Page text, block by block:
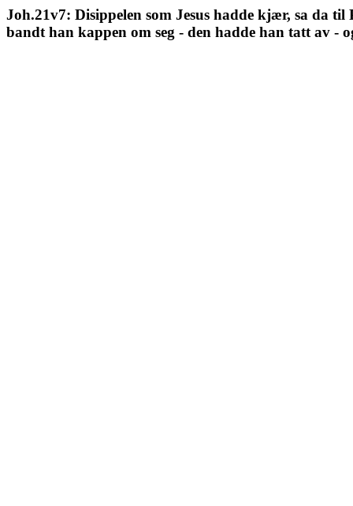
Joh.21v7: Disippelen som Jesus hadde kjær, sa da
bandt han kappen om seg - den hadde han tatt av -